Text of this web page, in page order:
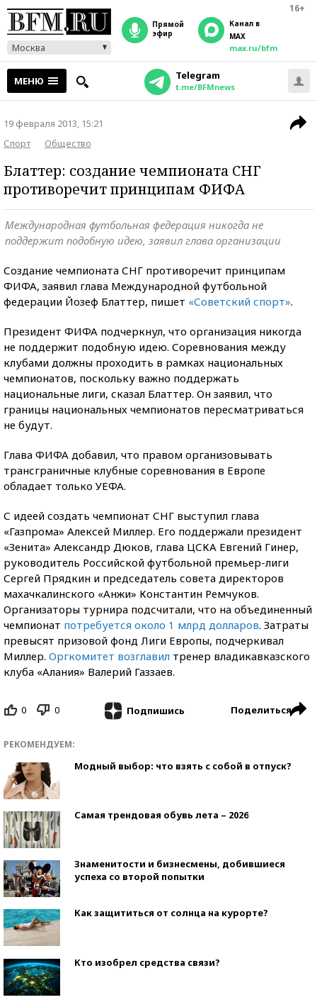
16+
Москва
прямой
эфир
Канал в
MAX
max.ru/bfm
МЕНЮ Telegram
t.me/BFMnews
19 февраля 2013, 15:21
Спорт
Общество
Блаттер: создание чемпионата СНГ
противоречит принципам ФИФА
Международная футбольная федерация никогда не
поддержит подобную идею, заявил глава организации
Создание чемпионата СНГ противоречит принципам
ФИФА, заявил глава Международной футбольной
федерации Йозеф Блаттер, пишет «Советский спорт».
Президент ФИФА подчеркнул, что организация никогда
не поддержит подобную идею. Соревнования между
клубами должны проходить в рамках национальных
чемпионатов, поскольку важно поддержать
национальные лиги, сказал Блаттер. Он заявил, что
границы национальных чемпионатов пересматриваться
не будут.
Глава ФИФА добавил, что правом организовывать
трансграничные клубные соревнования в Европе
обладает только УЕФА.
С идеей создать чемпионат СНГ выступил глава
«Газпрома» Алексей Миллер. Его поддержали президент
«Зенита» Александр Дюков, глава ЦСКА Евгений Гинер,
руководитель Российской футбольной премьер-лиги
Сергей Прядкин и председатель совета директоров
махачкалинского «Анжи» Константин Ремчуков.
Организаторы турнира подсчитали, что на объединенный
чемпионат потребуется около 1 млрд долларов. Затраты
превысят призовой фонд Лиги Европы, подчеркивал
Миллер. Оргкомитет возглавил тренер владикавказского
клуба «Алания» Валерий Газзаев.
0 0 Подпишись Поделиться
РЕКОМЕНДУЕМ:
Модный выбор: что взять с собой в отпуск?
Самая трендовая обувь лета – 2026
Знаменитости и бизнесмены, добившиеся
успеха со второй попытки
Как защититься от солнца на курорте?
Кто изобрел средства связи?